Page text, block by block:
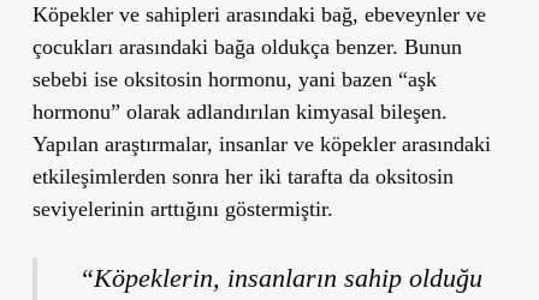
Köpekler ve sahipleri arasındaki bağ, ebeveynler ve
çocukları arasındaki bağa oldukça benzer. Bunun
sebebi ise oksitosin hormonu, yani bazen “aşk
hormonu” olarak adlandırılan kimyasal bileşen.
Yapılan araştırmalar, insanlar ve köpekler arasındaki
etkileşimlerden sonra her iki tarafta da oksitosin
seviyelerinin arttığını göstermiştir.
“Köpeklerin, insanların sahip olduğu